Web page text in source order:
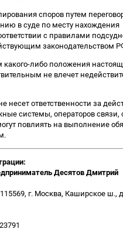
споров путем
в суде по месту нахождения
с правилами
законодательством
какого-либо положения
не влечет
несет ответственности за
системы, операторов связи,
повлиять на выполнение
Десятов Дмитрий
115569, г. Москва, Каширское ш.,